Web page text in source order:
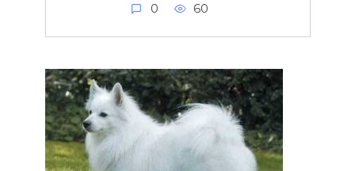
0 60